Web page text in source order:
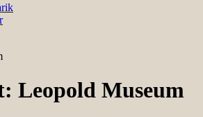
Leopold Museum